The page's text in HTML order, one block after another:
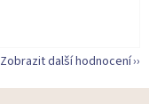
Zobrazit další hodnocení